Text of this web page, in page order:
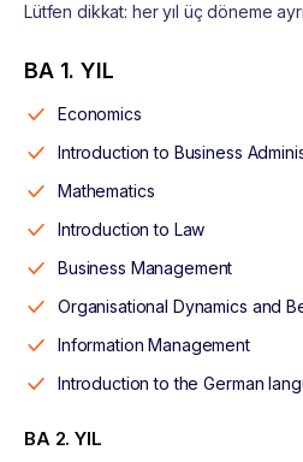
Lütfen dikkat: her yıl üç döneme
BA 1. YIL
Economics
Introduction to Business
Mathematics
Introduction to Law
Business Management
Organisational Dynamics and
Information Management
Introduction to the German
BA 2. YIL